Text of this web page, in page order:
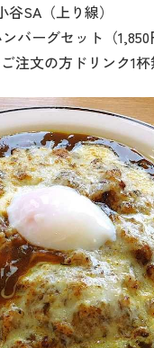
谷SA（上り線）
バーグセット（1,850
注文の方ドリンク1